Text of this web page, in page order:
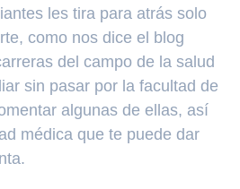
les tira para atrás solo
como nos dice el blog
del campo de la salud
sin pasar por la facultad de
algunas de ellas, así
médica que te puede dar